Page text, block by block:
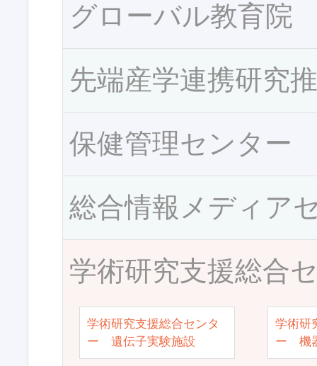
グローバル教育院
先端産学連携研究
保健管理センター
総合情報メディア
学術研究支援総合
学術研究支援総合センタ
ー 遺伝子実験施設
学術研
ー 機